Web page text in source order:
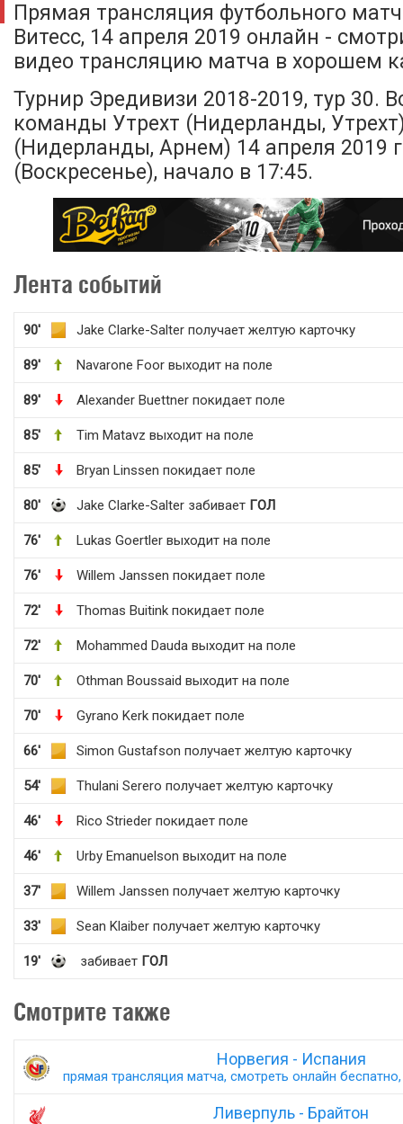
Прямая трансляция футбольного
Витесс, 14 апреля 2019 онлайн -
видео трансляцию матча в хорошем
Турнир Эредивизи 2018-2019, тур 30.
команды Утрехт (Нидерланды,
(Нидерланды, Арнем) 14 апреля 2019
(Воскресенье), начало в 17:45.
Лента событий
90' Jake Clarke-Salter получает желтую карточку
89' Navarone Foor выходит на поле
89' Alexander Buettner покидает поле
85' Tim Matavz выходит на поле
85' Bryan Linssen покидает поле
80' Jake Clarke-Salter забивает ГОЛ
76' Lukas Goertler выходит на поле
76' Willem Janssen покидает поле
72' Thomas Buitink покидает поле
72' Mohammed Dauda выходит на поле
70' Othman Boussaid выходит на поле
70' Gyrano Kerk покидает поле
66' Simon Gustafson получает желтую карточку
54' Thulani Serero получает желтую карточку
46' Rico Strieder покидает поле
46' Urby Emanuelson выходит на поле
37' Willem Janssen получает желтую карточку
33' Sean Klaiber получает желтую карточку
19' забивает ГОЛ
Смотрите также
Норвегия - Испания
прямая трансляция матча, смотреть онлайн
Ливерпуль - Брайтон